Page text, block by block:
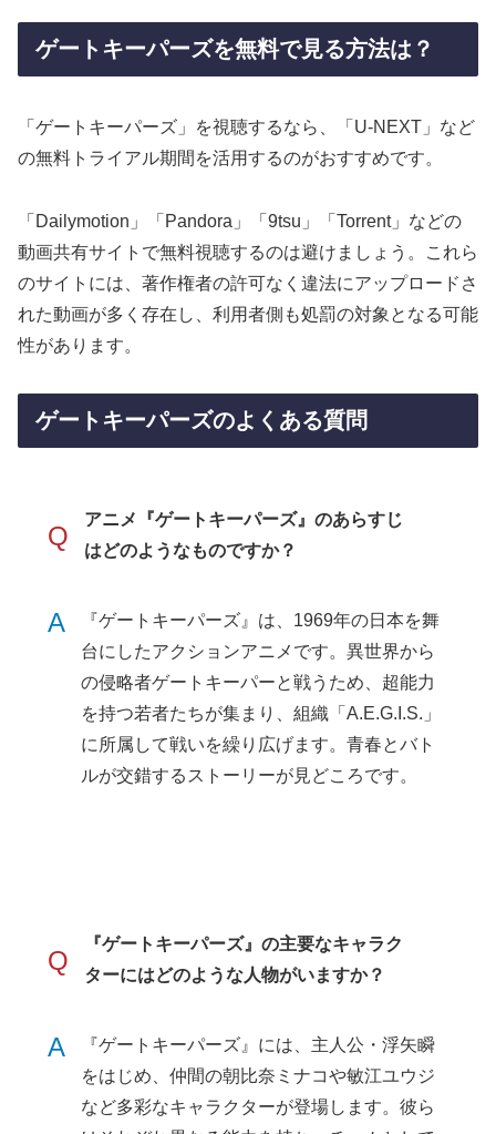
ゲートキーパーズを無料で見る方法は？
「ゲートキーパーズ」を視聴するなら、「U-NEXT」など
の無料トライアル期間を活用するのがおすすめです。
「Dailymotion」「Pandora」「9tsu」「Torrent」などの
動画共有サイトで無料視聴するのは避けましょう。これら
のサイトには、著作権者の許可なく違法にアップロードさ
れた動画が多く存在し、利用者側も処罰の対象となる可能
性があります。
ゲートキーパーズのよくある質問
Q
アニメ『ゲートキーパーズ』のあらすじ
はどのようなものですか？
A
『ゲートキーパーズ』は、1969年の日本を舞
台にしたアクションアニメです。異世界から
の侵略者ゲートキーパーと戦うため、超能力
を持つ若者たちが集まり、組織「A.E.G.I.S.」
に所属して戦いを繰り広げます。青春とバト
ルが交錯するストーリーが見どころです。
Q
『ゲートキーパーズ』の主要なキャラク
ターにはどのような人物がいますか？
A
『ゲートキーパーズ』には、主人公・浮矢瞬
をはじめ、仲間の朝比奈ミナコや敏江ユウジ
など多彩なキャラクターが登場します。彼ら